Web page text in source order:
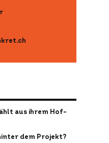
aus ihrem Hof-
dem Projekt?